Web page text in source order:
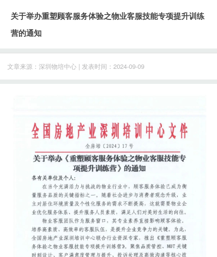
关于举办重塑顾客服务体验之物业客服技能专项提升训练
营的通知
文章来源：深圳物培中心 | 发表时间：2024-09-09